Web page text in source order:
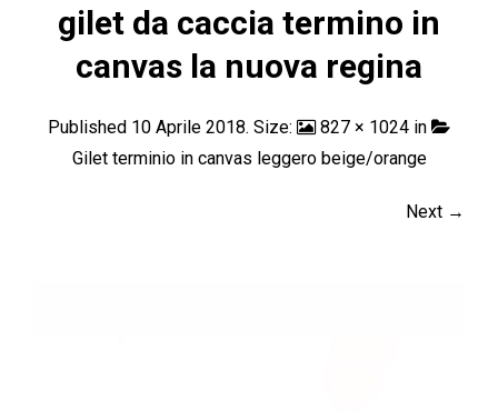
gilet da caccia termino in
canvas la nuova regina
Published 10 Aprile 2018. Size: 827 × 1024 in
Gilet terminio in canvas leggero beige/orange
Next →